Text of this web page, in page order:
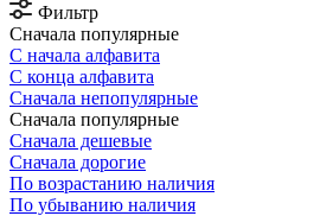
Фильтр
Сначала популярные
С начала алфавита
С конца алфавита
Сначала непопулярные
Сначала популярные
Сначала дешевые
Сначала дорогие
По возрастанию наличия
По убыванию наличия